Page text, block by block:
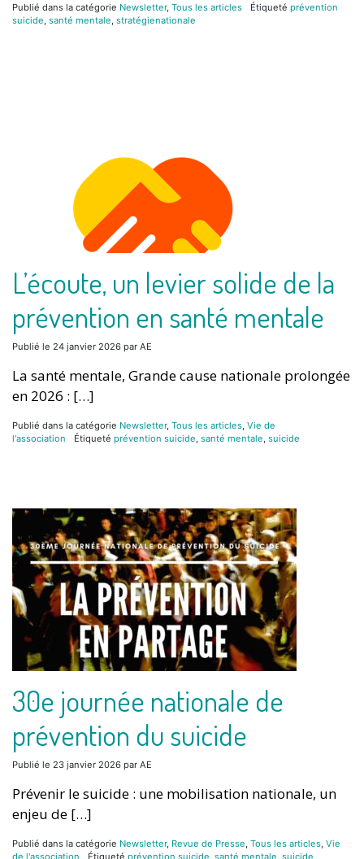
Publié dans la catégorie Newsletter, Tous les articles Étiqueté prévention
suicide, santé mentale, stratégienationale
L’écoute, un levier solide de la
prévention en santé mentale
Publié le 24 janvier 2026 par AE
La santé mentale, Grande cause nationale prolongée
en 2026 : […]
Publié dans la catégorie Newsletter, Tous les articles, Vie de
l'association
Étiqueté prévention suicide, santé mentale, suicide
30e journée nationale de
prévention du suicide
Publié le 23 janvier 2026 par AE
Prévenir le suicide : une mobilisation nationale, un
enjeu de […]
Publié dans la catégorie Newsletter, Revue de Presse, Tous les articles, Vie
de l'association
Étiqueté prévention suicide, santé mentale, suicide